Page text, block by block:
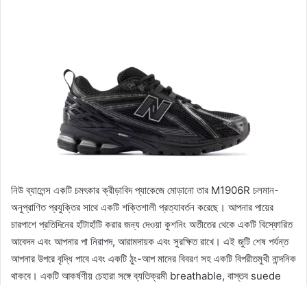
নিউ ব্যালেন্স একটি চমৎকার ক্রীড়াবিদ প্যাকেজে মোড়ানো তার M1906R চলমান-
অনুপ্রাণিত প্রযুক্তির সাথে একটি শক্তিশালী প্রত্যাবর্তন করেছে। আপনার পায়ের
চারপাশে প্রতিদিনের হাঁটাহাঁটি করার জন্য দেওয়া কুশনিং অতীতের থেকে একটি বিস্ফোরিত
আবেদন এবং আপনার পা নিরাপদ, আরামদায়ক এবং সুরক্ষিত রাখে। এই জুটি শেষ পর্যন্ত
আপনার উপরে বৃদ্ধি পাবে এবং একটি ঠুং-আপ মানের বিবরণ সহ একটি বিপরীতমুখী নান্দনিক
থাকবে। একটি আকর্ষণীয় চেহারা সঙ্গে ব্যতিক্রমী breathable, বাস্তব suede